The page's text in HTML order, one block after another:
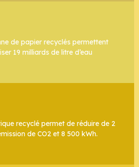
de papier recyclés permettent
19 milliards de litre d’eau
recyclé permet de réduire de 2
de CO2 et 8 500 kWh.